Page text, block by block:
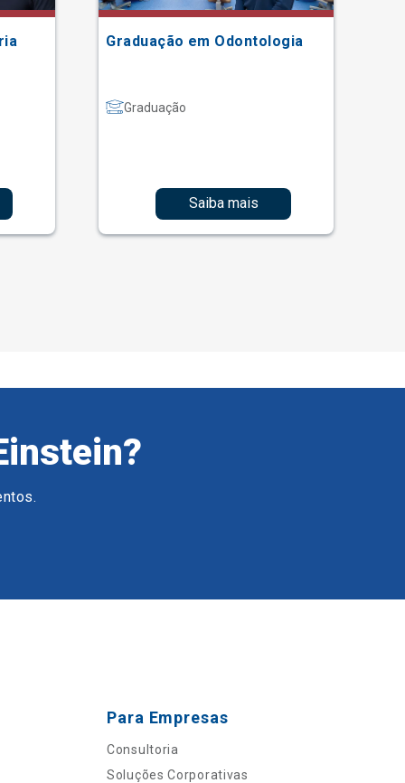
Graduação em Odontologia
Graduação
Saiba mais
Para Empresas
Consultoria
Soluções Corporativas